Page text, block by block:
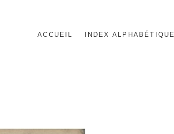
ACCUEIL INDEX ALPHABÉTIQUE